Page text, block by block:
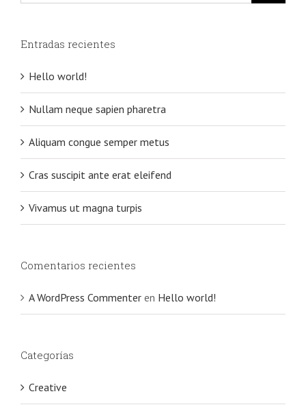
Entradas recientes
Hello world!
Nullam neque sapien pharetra
Aliquam congue semper metus
Cras suscipit ante erat eleifend
Vivamus ut magna turpis
Comentarios recientes
A WordPress Commenter en Hello world!
Categorías
Creative